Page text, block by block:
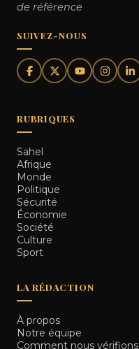
de référence
SUIVEZ-NOUS
RUBRIQUES
Sahel
Afrique
Monde
Politique
Sécurité
Économie
Société
Culture
Sport
LA RÉDACTION
À propos
Notre équipe
Comment nous vérifions